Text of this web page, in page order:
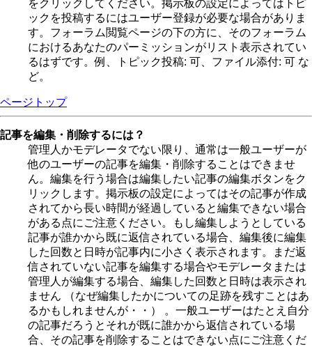
をクリックしてください。掲示板の設定によってはトピ
ックを投稿するにはユーザー登録が必要な場合がありま
す。フォーラム閲覧ページの下の方に、そのフォーラム
におけるあなたのパーミッションがリスト表示されてい
るはずです。例、トピック投稿: 可、ファイル添付: 可 な
ど。
ページトップ
記事を編集・削除するには？
管理人かモデレータでない限り、通常は一般ユーザーが
他のユーザーの記事を編集・削除することはできませ
ん。編集を行う場合は編集したい記事の編集ボタンをク
リックします。掲示板の設定によってはその記事が作成
されてから長い時間が経過していると編集できない場合
がある点にご注意ください。もし編集しようとしている
記事が誰かから既に返信されている場合、編集後に編集
した回数と日時が記事内に小さく表示されます。まだ返
信されていない記事を編集する場合やモデレータまたは
管理人が編集する場合、編集した回数と日時は表示され
ません （なぜ編集したかについての足跡を残すことはあ
るかもしれませんが・・） 。一般ユーザーはたとえ自分
の記事だろうとそれが既に誰かから返信されている場
合、その記事を削除することはできない点にご注意くだ